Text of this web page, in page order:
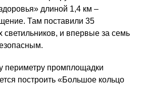
длиной 1,4 км –
Там поставили 35
светильников, и впервые за семь
периметру промплощадки
построить «Большое кольцо